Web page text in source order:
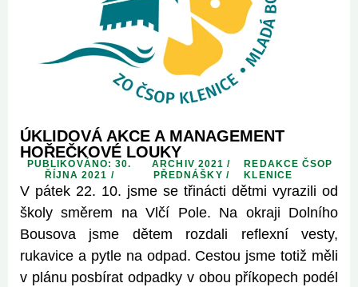
ÚKLIDOVÁ AKCE A MANAGEMENT
HOŘEČKOVÉ LOUKY
PUBLIKOVÁNO: 30.
ŘÍJNA 2021 /
ARCHIV 2021 /
PŘEDNÁŠKY /
REDAKCE ČSOP
KLENICE
V pátek 22. 10. jsme se třinácti dětmi vyrazili od
školy směrem na Vlčí Pole. Na okraji Dolního
Bousova jsme dětem rozdali reflexní vesty,
rukavice a pytle na odpad. Cestou jsme totiž měli
v plánu posbírat odpadky v obou příkopech podél